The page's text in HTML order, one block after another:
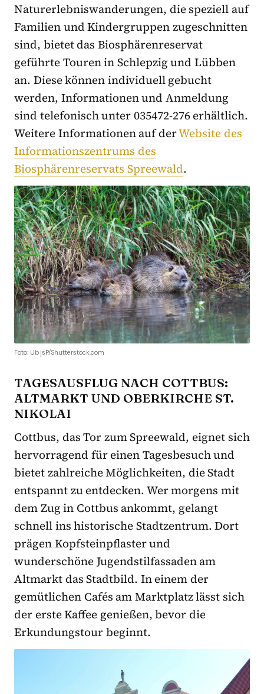
Naturerlebniswanderungen, die speziell auf
Familien und Kindergruppen zugeschnitten
sind, bietet das Biosphärenreservat
geführte Touren in Schlepzig und Lübben
an. Diese können individuell gebucht
werden, Informationen und Anmeldung
sind telefonisch unter 035472-276 erhältlich.
Weitere Informationen auf derWebsite des
Informationszentrums des
Biosphärenreservats Spreewald.
Foto: UbjsP/Shutterstock.com
TAGESAUSFLUG NACH COTTBUS:
ALTMARKT UND OBERKIRCHE ST.
NIKOLAI
Cottbus, das Tor zum Spreewald, eignet sich
hervorragend für einen Tagesbesuch und
bietet zahlreiche Möglichkeiten, die Stadt
entspannt zu entdecken. Wer morgens mit
dem Zug in Cottbus ankommt, gelangt
schnell ins historische Stadtzentrum. Dort
prägen Kopfsteinpflaster und
wunderschöne Jugendstilfassaden am
Altmarkt das Stadtbild. In einem der
gemütlichen Cafés am Marktplatz lässt sich
der erste Kaffee genießen, bevor die
Erkundungstour beginnt.